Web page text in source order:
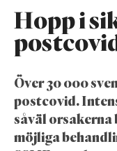
Hopp i
Över 30 000
postcovid.
såväl
möjliga